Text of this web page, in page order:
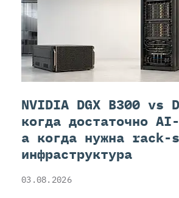
NVIDIA DGX B300 vs
когда достаточно
а когда нужна rack-
инфраструктура
03.08.2026